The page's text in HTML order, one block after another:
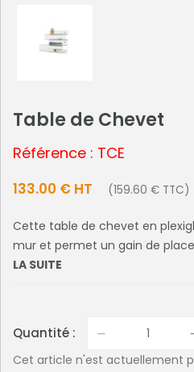
Table de Chevet
Référence : TCE
133.00 € HT (159.60 € TTC)
Cette table de chevet en
mur et permet un gain de place
LA SUITE
Quantité :
Cet article n'est actuellement